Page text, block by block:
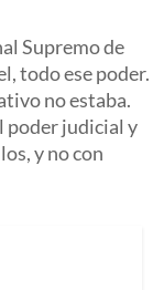
Supremo de
todo ese poder.
no estaba.
poder judicial y
y no con